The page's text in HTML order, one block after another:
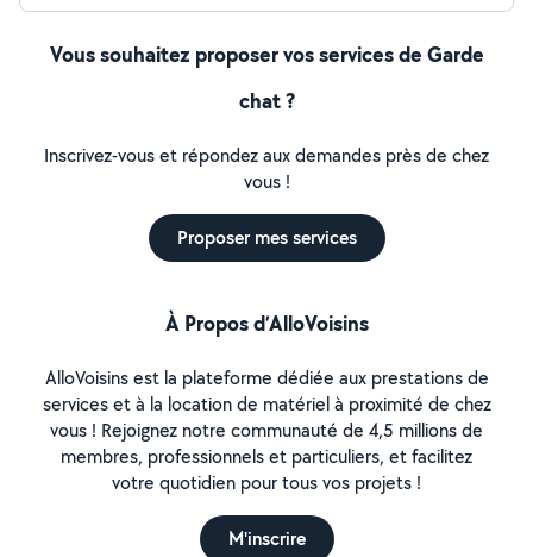
Vous souhaitez proposer vos services de Garde
chat ?
Inscrivez-vous et répondez aux demandes près de chez
vous !
Proposer mes services
À Propos d’AlloVoisins
AlloVoisins est la plateforme dédiée aux prestations de
services et à la location de matériel à proximité de chez
vous ! Rejoignez notre communauté de 4,5 millions de
membres, professionnels et particuliers, et facilitez
votre quotidien pour tous vos projets !
M'inscrire